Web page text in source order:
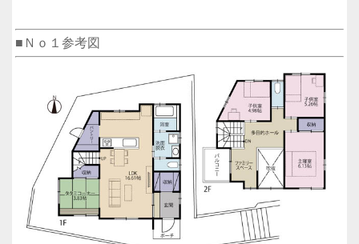
■Ｎｏ１参考図